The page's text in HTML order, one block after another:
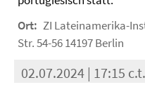
Ort: ZI Lateinamerika-
Str. 54-56 14197 Berlin
02.07.2024 | 17:15